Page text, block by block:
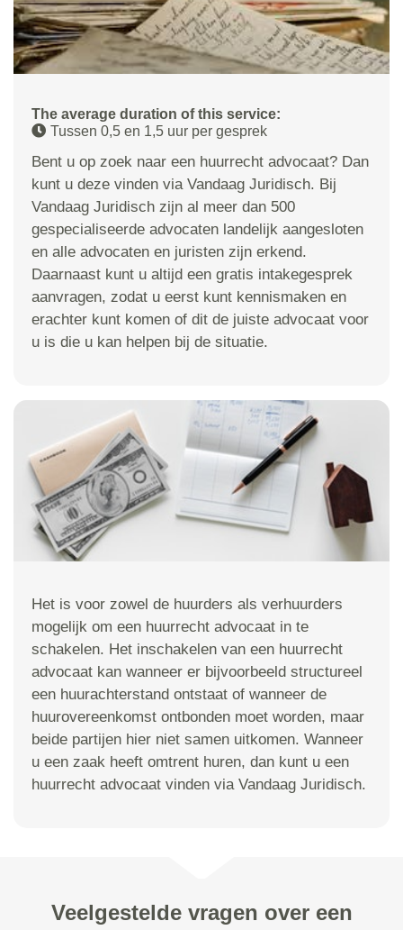
The average duration of this service:
Tussen 0,5 en 1,5 uur per gesprek
Bent u op zoek naar een huurrecht advocaat? Dan
kunt u deze vinden via Vandaag Juridisch. Bij
Vandaag Juridisch zijn al meer dan 500
gespecialiseerde advocaten landelijk aangesloten
en alle advocaten en juristen zijn erkend.
Daarnaast kunt u altijd een gratis intakegesprek
aanvragen, zodat u eerst kunt kennismaken en
erachter kunt komen of dit de juiste advocaat voor
u is die u kan helpen bij de situatie.
Het is voor zowel de huurders als verhuurders
mogelijk om een huurrecht advocaat in te
schakelen. Het inschakelen van een huurrecht
advocaat kan wanneer er bijvoorbeeld structureel
een huurachterstand ontstaat of wanneer de
huurovereenkomst ontbonden moet worden, maar
beide partijen hier niet samen uitkomen. Wanneer
u een zaak heeft omtrent huren, dan kunt u een
huurrecht advocaat vinden via Vandaag Juridisch.
Veelgestelde vragen over een